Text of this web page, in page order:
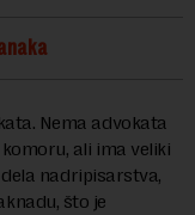
Nema advokata
ali ima veliki
nadripisarstva,
što je